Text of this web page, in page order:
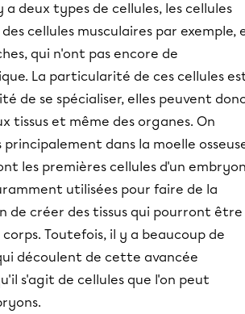
a deux types de cellules, les cellules
cellules musculaires par exemple,
qui n'ont pas encore de
La particularité de ces cellules
de se spécialiser, elles peuvent
tissus et même des organes. On
dans la moelle
les premières cellules d'un
utilisées pour faire de la
de créer des tissus qui pourront être
Toutefois, il y a beaucoup de
découlent de cette avancée
s'agit de cellules que l'on peut